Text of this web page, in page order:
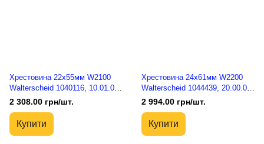
Хрестовина 22x55мм W2100
Walterscheid 1040116, 10.01.00,
040116E
2 308.00 грн/шт.
Купити
Хрестовина 24х61мм W2200
Walterscheid 1044439, 20.00.00,
044439E
2 994.00 грн/шт.
Купити